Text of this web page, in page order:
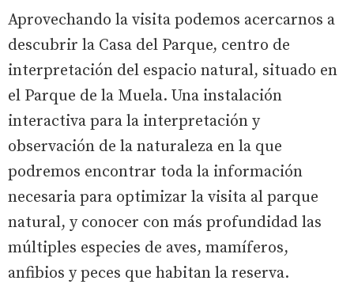
Aprovechando la visita podemos acercarnos a
descubrir la Casa del Parque, centro de
interpretación del espacio natural, situado en
el Parque de la Muela. Una instalación
interactiva para la interpretación y
observación de la naturaleza en la que
podremos encontrar toda la información
necesaria para optimizar la visita al parque
natural, y conocer con más profundidad las
múltiples especies de aves, mamíferos,
anfibios y peces que habitan la reserva.